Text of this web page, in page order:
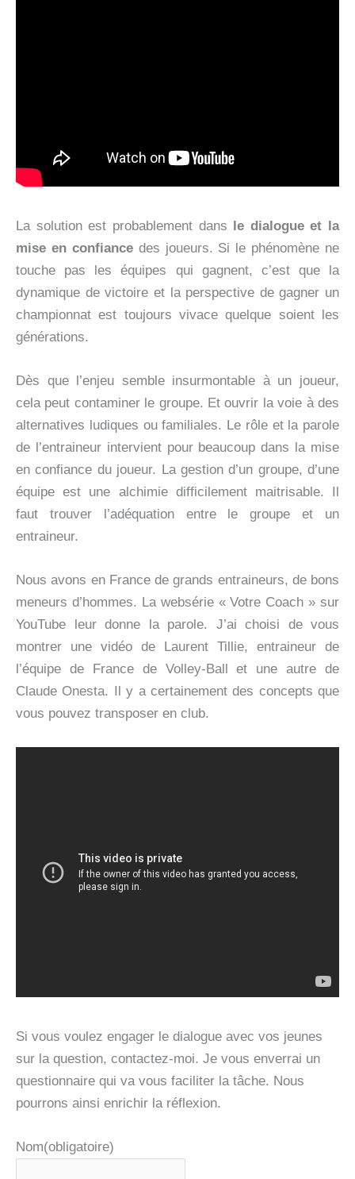
La solution est probablement dans le dialogue et la
mise en confiancedes joueurs. Si le phénomène ne
touche pas les équipes qui gagnent, c’est que la
dynamique de victoire et la perspective de gagner un
championnat est toujours vivace quelque soient les
générations.
Dès que l’enjeu semble insurmontable à un joueur,
cela peut contaminer le groupe. Et ouvrir la voie à des
alternatives ludiques ou familiales. Le rôle et la parole
de l’entraineur intervient pour beaucoup dans la mise
en confiance du joueur. La gestion d’un groupe, d’une
équipe est une alchimie difficilement maitrisable. Il
faut trouver l’adéquation entre le groupe et un
entraineur.
Nous avons en France de grands entraineurs, de bons
meneurs d’hommes. La websérie « Votre Coach » sur
YouTube leur donne la parole. J’ai choisi de vous
montrer une vidéo de Laurent Tillie, entraineur de
l’équipe de France de Volley-Ball et une autre de
Claude Onesta. Il y a certainement des concepts que
vous pouvez transposer en club.
Si vous voulez engager le dialogue avec vos jeunes
sur la question, contactez-moi. Je vous enverrai un
questionnaire qui va vous faciliter la tâche. Nous
pourrons ainsi enrichir la réflexion.
Nom(obligatoire)